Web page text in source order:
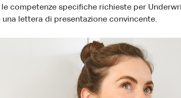
competenze specifiche richieste per
lettera di presentazione convincente.